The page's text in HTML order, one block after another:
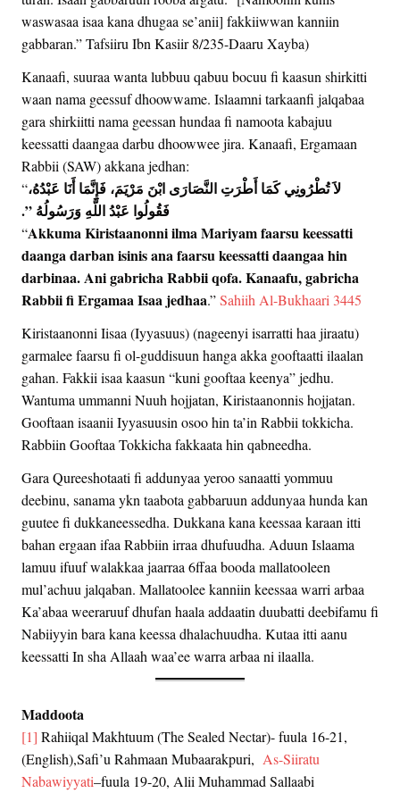
waswasaa isaa kana dhugaa se’anii] fakkiiwwan kanniin
gabbaran.” Tafsiiru Ibn Kasiir 8/235-Daaru Xayba)
Kanaafi, suuraa wanta lubbuu qabuu bocuu fi kaasun shirkitti
waan nama geessuf dhoowwame. Islaamni tarkaanfi jalqabaa
gara shirkiitti nama geessan hundaa fi namoota kabajuu
keessatti daangaa darbu dhoowwee jira. Kanaafi, Ergamaan
Rabbii (SAW) akkana jedhan:
“‏ لاَ تُطْرُونِي كَمَا أَطْرَتِ النَّصَارَى ابْنَ مَرْيَمَ، فَإِنَّمَا أَنَا عَبْدُهُ،
فَقُولُوا عَبْدُ اللَّهِ وَرَسُولُهُ ‏”‏‏.‏
“Akkuma Kiristaanonni ilma Mariyam faarsu keessatti
daanga darban isinis ana faarsu keessatti daangaa hin
darbinaa. Ani gabricha Rabbii qofa. Kanaafu, gabricha
Rabbii fi Ergamaa Isaa jedhaa.”Sahiih Al-Bukhaari 3445
Kiristaanonni Iisaa (Iyyasuus) (nageenyi isarratti haa jiraatu)
garmalee faarsu fi ol-guddisuun hanga akka gooftaatti ilaalan
gahan. Fakkii isaa kaasun “kuni gooftaa keenya” jedhu.
Wantuma ummanni Nuuh hojjatan, Kiristaanonnis hojjatan.
Gooftaan isaanii Iyyasuusin osoo hin ta’in Rabbii tokkicha.
Rabbiin Gooftaa Tokkicha fakkaata hin qabneedha.
Gara Qureeshotaati fi addunyaa yeroo sanaatti yommuu
deebinu, sanama ykn taabota gabbaruun addunyaa hunda kan
guutee fi dukkaneessedha. Dukkana kana keessaa karaan itti
bahan ergaan ifaa Rabbiin irraa dhufuudha. Aduun Islaama
lamuu ifuuf walakkaa jaarraa 6ffaa booda mallatooleen
mul’achuu jalqaban. Mallatoolee kanniin keessaa warri arbaa
Ka’abaa weeraruuf dhufan haala addaatin duubatti deebifamu fi
Nabiiyyin bara kana keessa dhalachuudha. Kutaa itti aanu
keessatti In sha Allaah waa’ee warra arbaa ni ilaalla.
Maddoota
[1] Rahiiqal Makhtuum (The Sealed Nectar)- fuula 16-21,
(English),Safi’u Rahmaan Mubaarakpuri, As-Siiratu
Nabawiyyati–fuula 19-20, Alii Muhammad Sallaabi